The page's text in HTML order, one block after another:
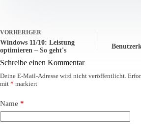
VORHERIGER
Windows 11/10: Leistung
optimieren – So geht's
Schreibe einen Kommentar
Deine E-Mail-Adresse wird nicht veröffentlicht.
mit * markiert
Name *